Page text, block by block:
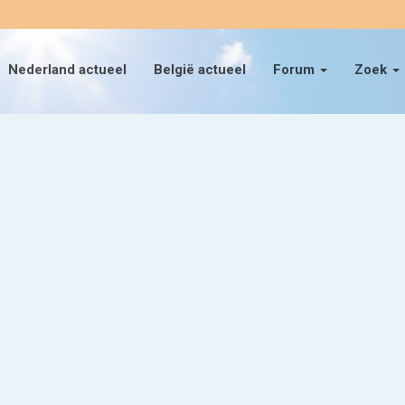
Nederland actueel België actueel Forum Zoek